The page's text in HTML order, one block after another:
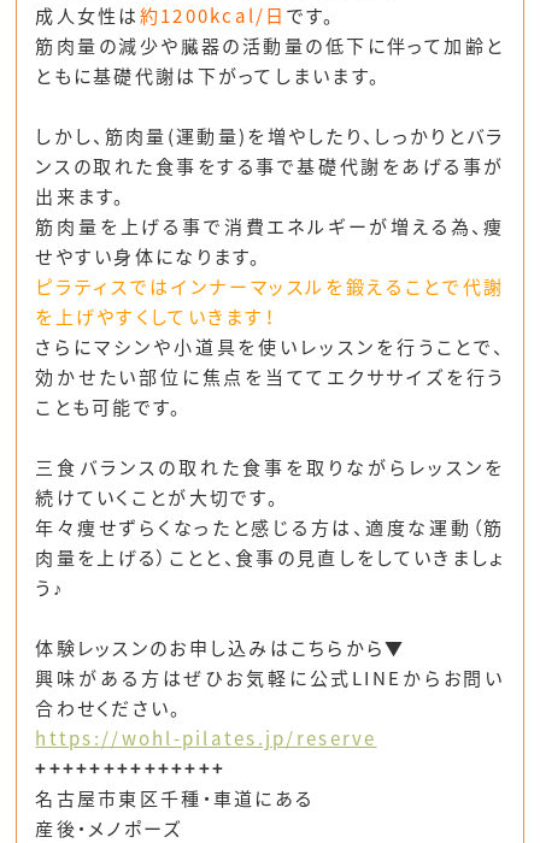
成人女性は約1200kcal/日 です。
筋肉量の減少や臓器の活動量の低下に伴って加齢と
ともに基礎代謝は下がってしまいます。
しかし、筋肉量(運動量)を増やしたり、しっかりとバラ
ンスの取れた食事をする事で基礎代謝をあげる事が
出来ます。
筋肉量を上げる事で消費エネルギーが増える為、痩
せやすい身体になります。
ピラティスではインナーマッスルを鍛えることで代謝
を上げやすくしていきます！
さらにマシンや小道具を使いレッスンを行うことで、
効かせたい部位に焦点を当ててエクササイズを行う
ことも可能です。
三食バランスの取れた食事を取りながらレッスンを
続けていくことが大切です。
年々痩せずらくなったと感じる方は、適度な運動（筋
肉量を上げる）ことと、食事の見直しをしていきましょ
う♪
体験レッスンのお申し込みはこちらから▼
興味がある方はぜひお気軽に公式LINEからお問い
合わせください。
https://wohl-pilates.jp/reserve
++++++++++++++
名古屋市東区千種・車道にある
産後・メノポーズ